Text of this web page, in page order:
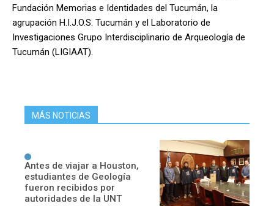
Fundación Memorias e Identidades del Tucumán, la
agrupación H.I.J.O.S. Tucumán y el Laboratorio de
Investigaciones Grupo Interdisciplinario de Arqueología de
Tucumán (LIGIAAT).
MÁS NOTICIAS
Antes de viajar a Houston,
estudiantes de Geología
fueron recibidos por
autoridades de la UNT